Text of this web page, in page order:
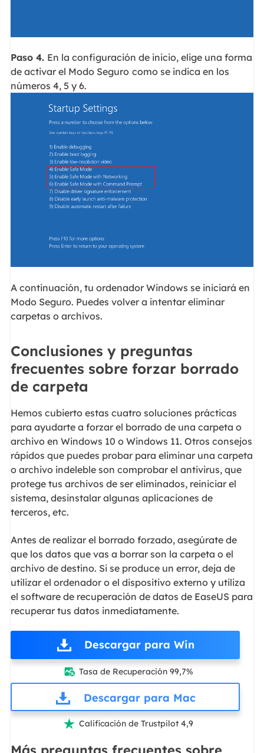
Paso 4. En la configuración de inicio, elige una forma
de activar el Modo Seguro como se indica en los
números 4, 5 y 6.
A continuación, tu ordenador Windows se iniciará en
Modo Seguro. Puedes volver a intentar eliminar
carpetas o archivos.
Conclusiones y preguntas
frecuentes sobre forzar borrado
de carpeta
Hemos cubierto estas cuatro soluciones prácticas
para ayudarte a forzar el borrado de una carpeta o
archivo en Windows 10 o Windows 11. Otros consejos
rápidos que puedes probar para eliminar una carpeta
o archivo indeleble son comprobar el antivirus, que
protege tus archivos de ser eliminados, reiniciar el
sistema, desinstalar algunas aplicaciones de
terceros, etc.
Antes de realizar el borrado forzado, asegúrate de
que los datos que vas a borrar son la carpeta o el
archivo de destino. Si se produce un error, deja de
utilizar el ordenador o el dispositivo externo y utiliza
el software de recuperación de datos de EaseUS para
recuperar tus datos inmediatamente.
Descargar para Win
 Tasa de Recuperación 99,7%
Descargar para Mac
 Calificación de Trustpilot 4,9